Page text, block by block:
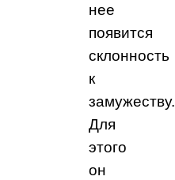
нее
появится
склонность
к
замужеству.
Для
этого
он